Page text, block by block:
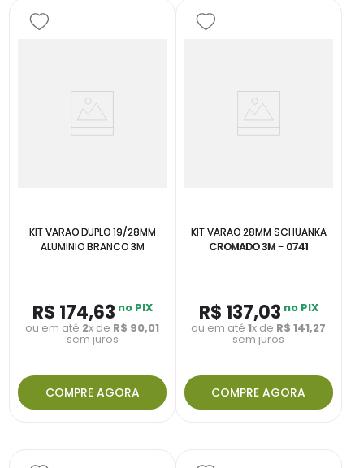
KIT VARAO DUPLO 19/28MM
ALUMINIO BRANCO 3M
R$ 174,63 no PIX
ou em até 2x de R$ 90,01
sem juros
COMPRE AGORA
KIT VARAO 28MM SCHUANKA
CROMADO 3M - 0741
R$ 137,03 no PIX
ou em até1x de R$ 141,27
sem juros
COMPRE AGORA